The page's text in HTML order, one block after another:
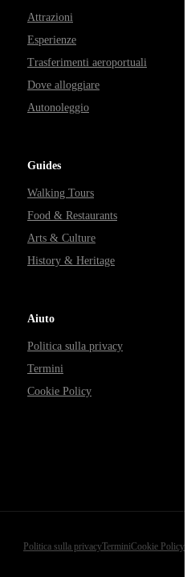
Attrazioni
Esperienze
Trasferimenti aeroportuali
Dove alloggiare
Autonoleggio
Guides
Walking Tours
Food & Restaurants
Arts & Culture
History & Heritage
Aiuto
Politica sulla privacy
Termini
Cookie Policy
Politica sulla privacyTerminiCookie Policy